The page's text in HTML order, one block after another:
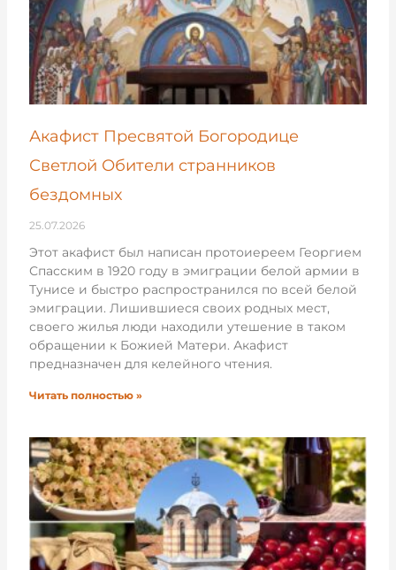
Акафист Пресвятой Богородице
Светлой Обители странников
бездомных
25.07.2026
Этот акафист был написан протоиереем Георгием
Спасским в 1920 году в эмиграции белой армии в
Тунисе и быстро распространился по всей белой
эмиграции. Лишившиеся своих родных мест,
своего жилья люди находили утешение в таком
обращении к Божией Матери. Акафист
предназначен для келейного чтения.
Читать полностью »